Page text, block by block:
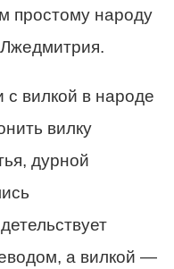
простому народу
вилкой в народе
вилку
дурной
а вилкой —